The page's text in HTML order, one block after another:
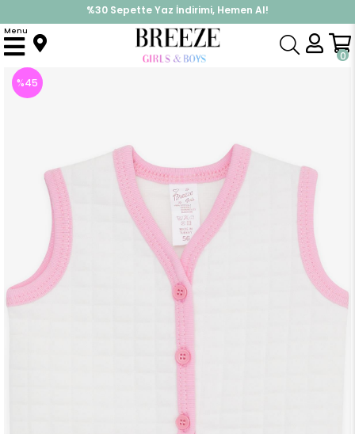
%30 Sepette Yaz İndirimi, Hemen Al!
İndirimlere ek %10 İndirimi Kap, Hemen Üye Ol!
0
Menu
Anasayfa Üst Giyim Yelek
%45